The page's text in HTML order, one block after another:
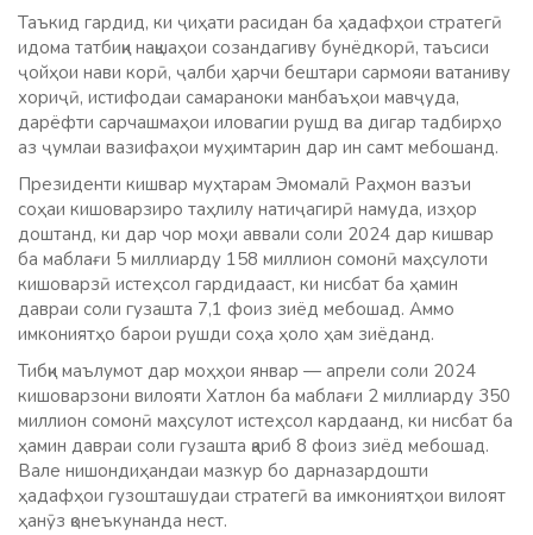
Таъкид гардид, ки ҷиҳати расидан ба ҳадафҳои стратегӣ
идома татбиқи нақшаҳои созандагиву бунёдкорӣ, таъсиси
ҷойҳои нави корӣ, ҷалби ҳарчи бештари сармояи ватаниву
хориҷӣ, истифодаи самараноки манбаъҳои мавҷуда,
дарёфти сарчашмаҳои иловагии рушд ва дигар тадбирҳо
аз ҷумлаи вазифаҳои муҳимтарин дар ин самт мебошанд.
Президенти кишвар муҳтарам Эмомалӣ Раҳмон вазъи
соҳаи кишоварзиро таҳлилу натиҷагирӣ намуда, изҳор
доштанд, ки дар чор моҳи аввали соли 2024 дар кишвар
ба маблағи 5 миллиарду 158 миллион сомонӣ маҳсулоти
кишоварзӣ истеҳсол гардидааст, ки нисбат ба ҳамин
давраи соли гузашта 7,1 фоиз зиёд мебошад. Аммо
имкониятҳо барои рушди соҳа ҳоло ҳам зиёданд.
Тибқи маълумот дар моҳҳои январ — апрели соли 2024
кишоварзони вилояти Хатлон ба маблағи 2 миллиарду 350
миллион сомонӣ маҳсулот истеҳсол кардаанд, ки нисбат ба
ҳамин давраи соли гузашта қариб 8 фоиз зиёд мебошад.
Вале нишондиҳандаи мазкур бо дарназардошти
ҳадафҳои гузошташудаи стратегӣ ва имкониятҳои вилоят
ҳанӯз қонеъкунанда нест.